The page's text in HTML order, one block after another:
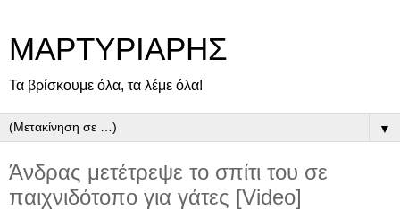
ΜΑΡΤΥΡΙΑΡΗΣ
Τα βρίσκουμε όλα, τα λέμε όλα!
▼
Άνδρας μετέτρεψε το σπίτι του σε
παιχνιδότοπο για γάτες [Video]